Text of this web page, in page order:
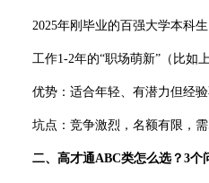
2025年刚毕业的百强大学本科生
工作1-2年的“职场萌新”（比如上
优势：适合年轻、有潜力但经验
坑点：竞争激烈，名额有限，需
二、高才通ABC类怎么选？3个